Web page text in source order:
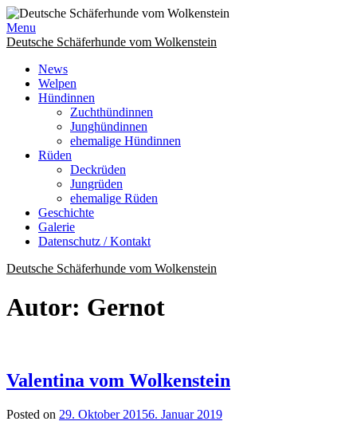
Skip
to
content
Menu
Deutsche Schäferhunde vom Wolkenstein
News
Welpen
Hündinnen
Zuchthündinnen
Junghündinnen
ehemalige Hündinnen
Rüden
Deckrüden
Jungrüden
ehemalige Rüden
Geschichte
Galerie
Datenschutz / Kontakt
Deutsche Schäferhunde vom Wolkenstein
Autor: Gernot
Valentina vom Wolkenstein
Posted on 29. Oktober 20156. Januar 2019